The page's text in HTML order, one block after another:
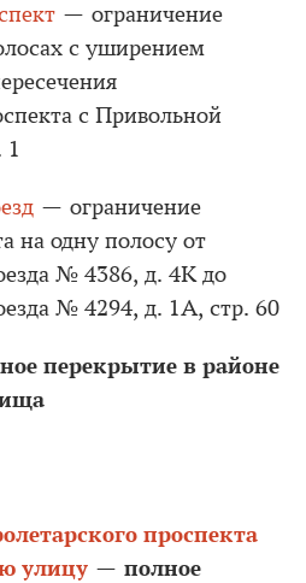
— ограничение
с уширением
с Привольной
1
— ограничение
на одну полосу от
№ 4386, д. 4К до
№ 4294, д. 1А, стр. 60
перекрытие в районе
проспекта
улицу — полное